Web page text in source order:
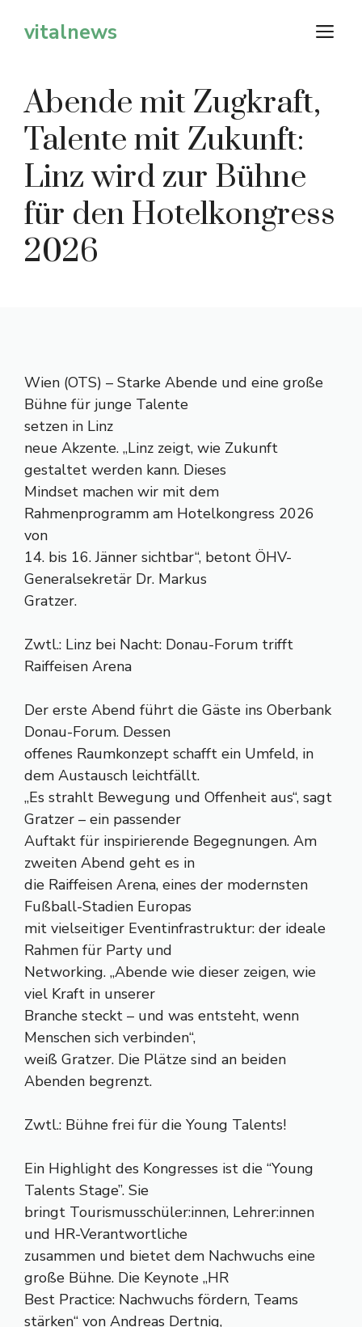
Inhaltvitalnews
Abende mit Zugkraft,
Talente mit Zukunft:
Linz wird zur Bühne
für den Hotelkongress
2026
Wien (OTS) – Starke Abende und eine große
Bühne für junge Talente
setzen in Linz
neue Akzente. „Linz zeigt, wie Zukunft
gestaltet werden kann. Dieses
Mindset machen wir mit dem
Rahmenprogramm am Hotelkongress 2026
von
14. bis 16. Jänner sichtbar“, betont ÖHV-
Generalsekretär Dr. Markus
Gratzer.
Zwtl.: Linz bei Nacht: Donau-Forum trifft
Raiffeisen Arena
Der erste Abend führt die Gäste ins Oberbank
Donau-Forum. Dessen
offenes Raumkonzept schafft ein Umfeld, in
dem Austausch leichtfällt.
„Es strahlt Bewegung und Offenheit aus“, sagt
Gratzer – ein passender
Auftakt für inspirierende Begegnungen. Am
zweiten Abend geht es in
die Raiffeisen Arena, eines der modernsten
Fußball-Stadien Europas
mit vielseitiger Eventinfrastruktur: der ideale
Rahmen für Party und
Networking. „Abende wie dieser zeigen, wie
viel Kraft in unserer
Branche steckt – und was entsteht, wenn
Menschen sich verbinden“,
weiß Gratzer. Die Plätze sind an beiden
Abenden begrenzt.
Zwtl.: Bühne frei für die Young Talents!
Ein Highlight des Kongresses ist die “Young
Talents Stage”. Sie
bringt Tourismusschüler:innen, Lehrer:innen
und HR-Verantwortliche
zusammen und bietet dem Nachwuchs eine
große Bühne. Die Keynote „HR
Best Practice: Nachwuchs fördern, Teams
stärken“ von Andreas Dertnig,